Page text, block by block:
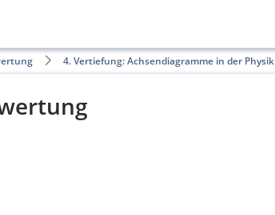
4. Vertiefung: Achsendiagramme in der Physik